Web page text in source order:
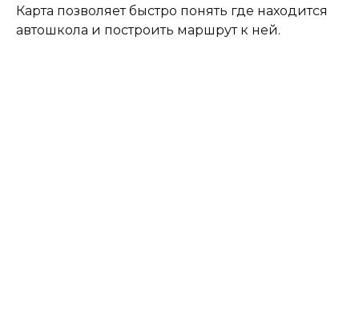
Карта позволяет быстро понять где находится
автошкола и построить маршрут к ней.